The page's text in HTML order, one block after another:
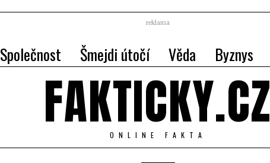
reklama
Společnost Šmejdi útočí Věda Byznys
FAKTICKY.CZ
ONLINE FAKTA